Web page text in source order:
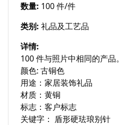
数量: 100 件/件
类别: 礼品及工艺品
详情:
100 件与照片中相同的产品。
颜色: 古铜色
用途：家居装饰礼品
材质：黄铜
标志：客户标志
关键字： 盾形硬珐琅别针